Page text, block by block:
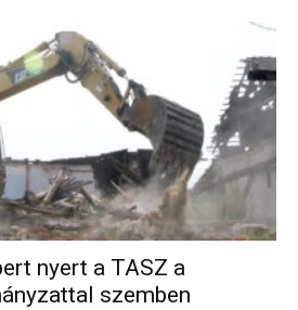
nyert a TASZ a
szemben